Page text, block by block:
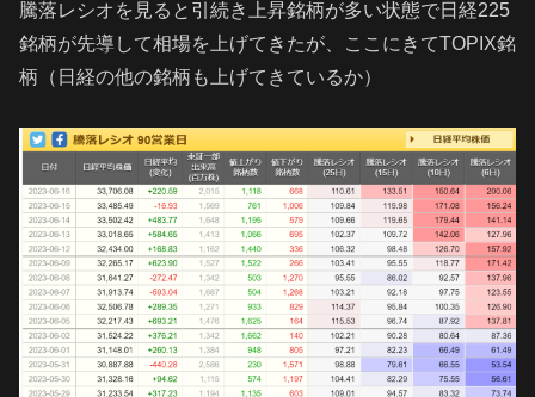
騰落レシオを見ると引続き上昇銘柄が多い状態で日経225
銘柄が先導して相場を上げてきたが、ここにきてTOPIX銘
柄（日経の他の銘柄も上げてきているか）